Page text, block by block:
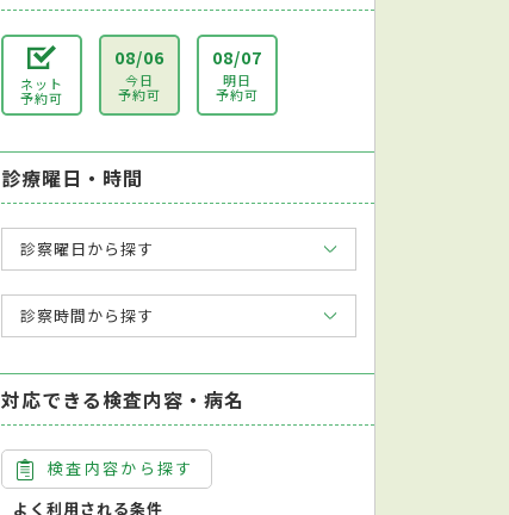
ネット
予約可
08/06
今日
予約可
08/07
明日
予約可
診療曜日・時間
診察曜日から探す
診察時間から探す
対応できる検査内容・病名
検査内容から探す
よく利用される条件